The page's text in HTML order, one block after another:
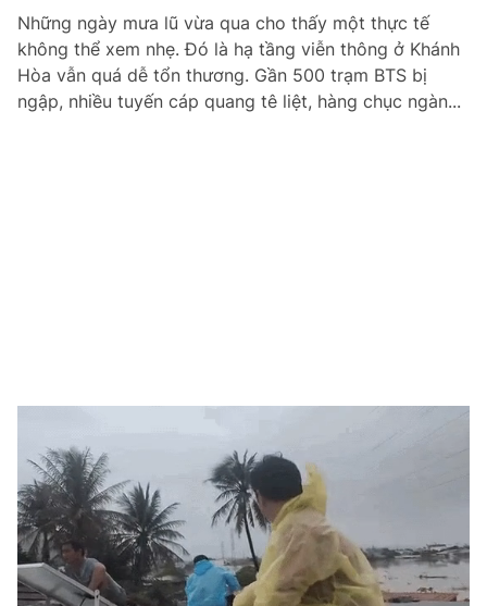
Giấy phép xuất bản số 110/GP - BTTTT cấp ngày 24.3.2020
© 2003-2026 Bản quyền thuộc về Báo Thanh Niên. Cấm sao chép
dưới mọi hình thức nếu không có sự chấp thuận bằng văn bản.
Phát triển bởi ePi Technologies, JSC.
Những ngày mưa lũ vừa qua cho thấy một thực tế
không thể xem nhẹ. Đó là hạ tầng viễn thông ở Khánh
Hòa vẫn quá dễ tổn thương. Gần 500 trạm BTS bị
ngập, nhiều tuyến cáp quang tê liệt, hàng chục ngàn...